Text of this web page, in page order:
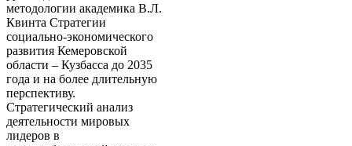
методологии академика В.Л.
Квинта Стратегии
социально-экономического
развития Кемеровской
области – Кузбасса до 2035
года и на более длительную
перспективу.
Стратегический анализ
деятельности мировых
лидеров в